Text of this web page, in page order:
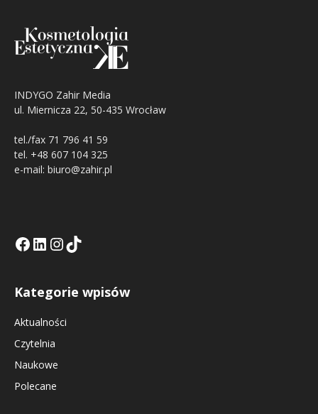
INDYGO Zahir Media
ul. Miernicza 22, 50-435 Wrocław
tel./fax 71 796 41 59
tel. +48 607 104 325
e-mail: biuro@zahir.pl
Facebook
LinkedIn
Tik Tok KEInstagramm KE
Kategorie wpisów
Aktualności
Czytelnia
Naukowe
Polecane